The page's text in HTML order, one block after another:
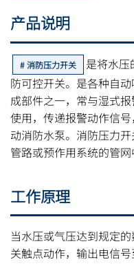
产品说明
消防压力开关
是将水压
防可控开关。是各种自
成部件之一，常与湿式
使用，传递报警动作信
动消防水泵。消防压力
管路或预作用系统的管网
工作原理
当水压或气压达到规定
关触点动作，输出电信号